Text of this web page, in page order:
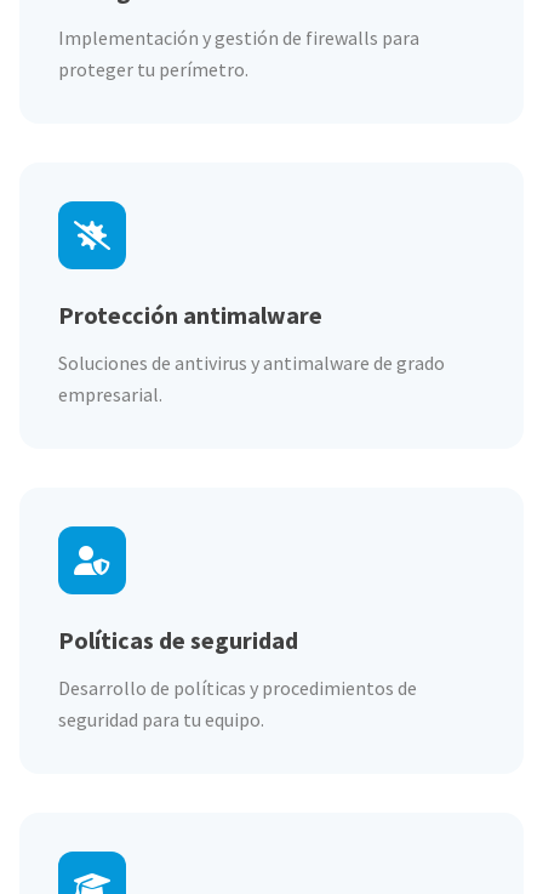
Implementación y gestión de firewalls para
proteger tu perímetro.
Protección antimalware
Soluciones de antivirus y antimalware de grado
empresarial.
Políticas de seguridad
Desarrollo de políticas y procedimientos de
seguridad para tu equipo.